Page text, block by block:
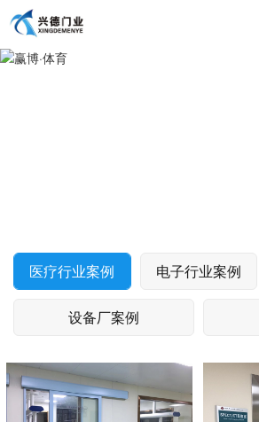
医疗行业案例 电子行业案例
设备厂案例